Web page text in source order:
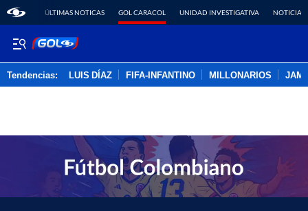
ÚLTIMAS NOTICAS GOL CARACOL UNIDAD INVESTIGATIVA NOTICIAS
Tendencias: LUIS DÍAZ FIFA-INFANTINO MILLONARIOS